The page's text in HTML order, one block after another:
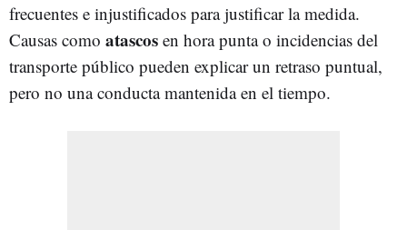
frecuentes e injustificados para justificar la medida.
Causas como atascos en hora punta o incidencias del
transporte público pueden explicar un retraso puntual,
pero no una conducta mantenida en el tiempo.